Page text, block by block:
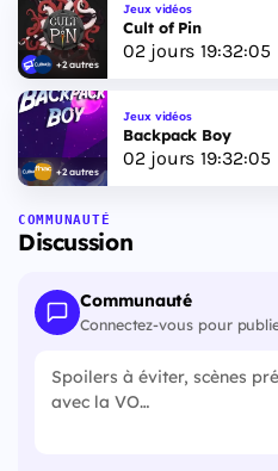
+2 autres
Jeux vidéos
Cult of Pin
02jours 19:32:04
+2 autres
Jeux vidéos
Backpack Boy
02jours 19:32:04
COMMUNAUTÉ
Discussion
Communauté
Connectez-vous pour